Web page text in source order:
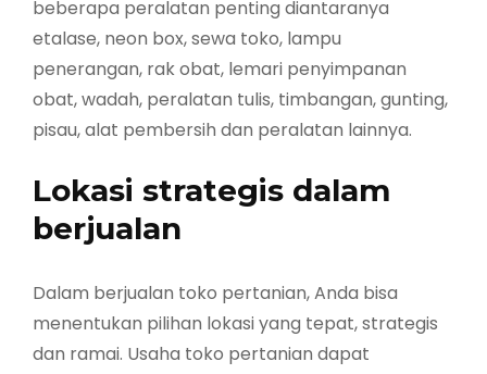
beberapa peralatan penting diantaranya
etalase, neon box, sewa toko, lampu
penerangan, rak obat, lemari penyimpanan
obat, wadah, peralatan tulis, timbangan, gunting,
pisau, alat pembersih dan peralatan lainnya.
Lokasi strategis dalam
berjualan
Dalam berjualan toko pertanian, Anda bisa
menentukan pilihan lokasi yang tepat, strategis
dan ramai. Usaha toko pertanian dapat